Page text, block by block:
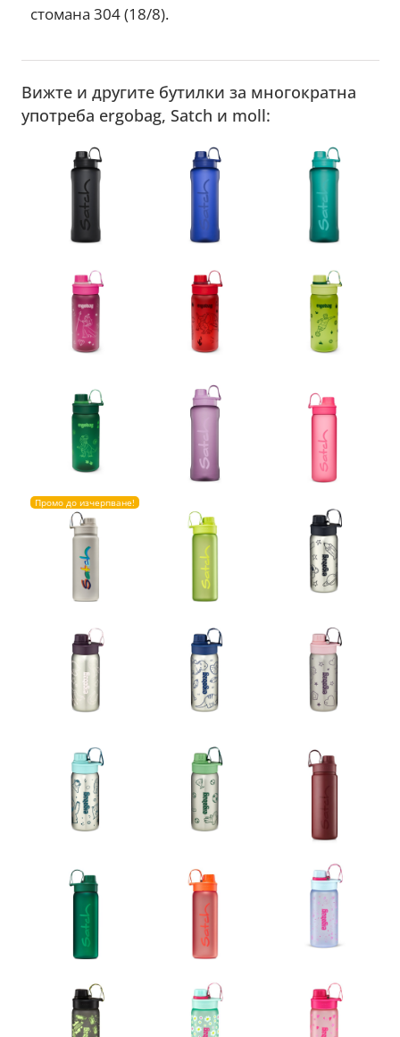
стомана 304 (18/8).
Вижте и другите бутилки за многократна
употреба ergobag, Satch и moll:
Промо до изчерпване!